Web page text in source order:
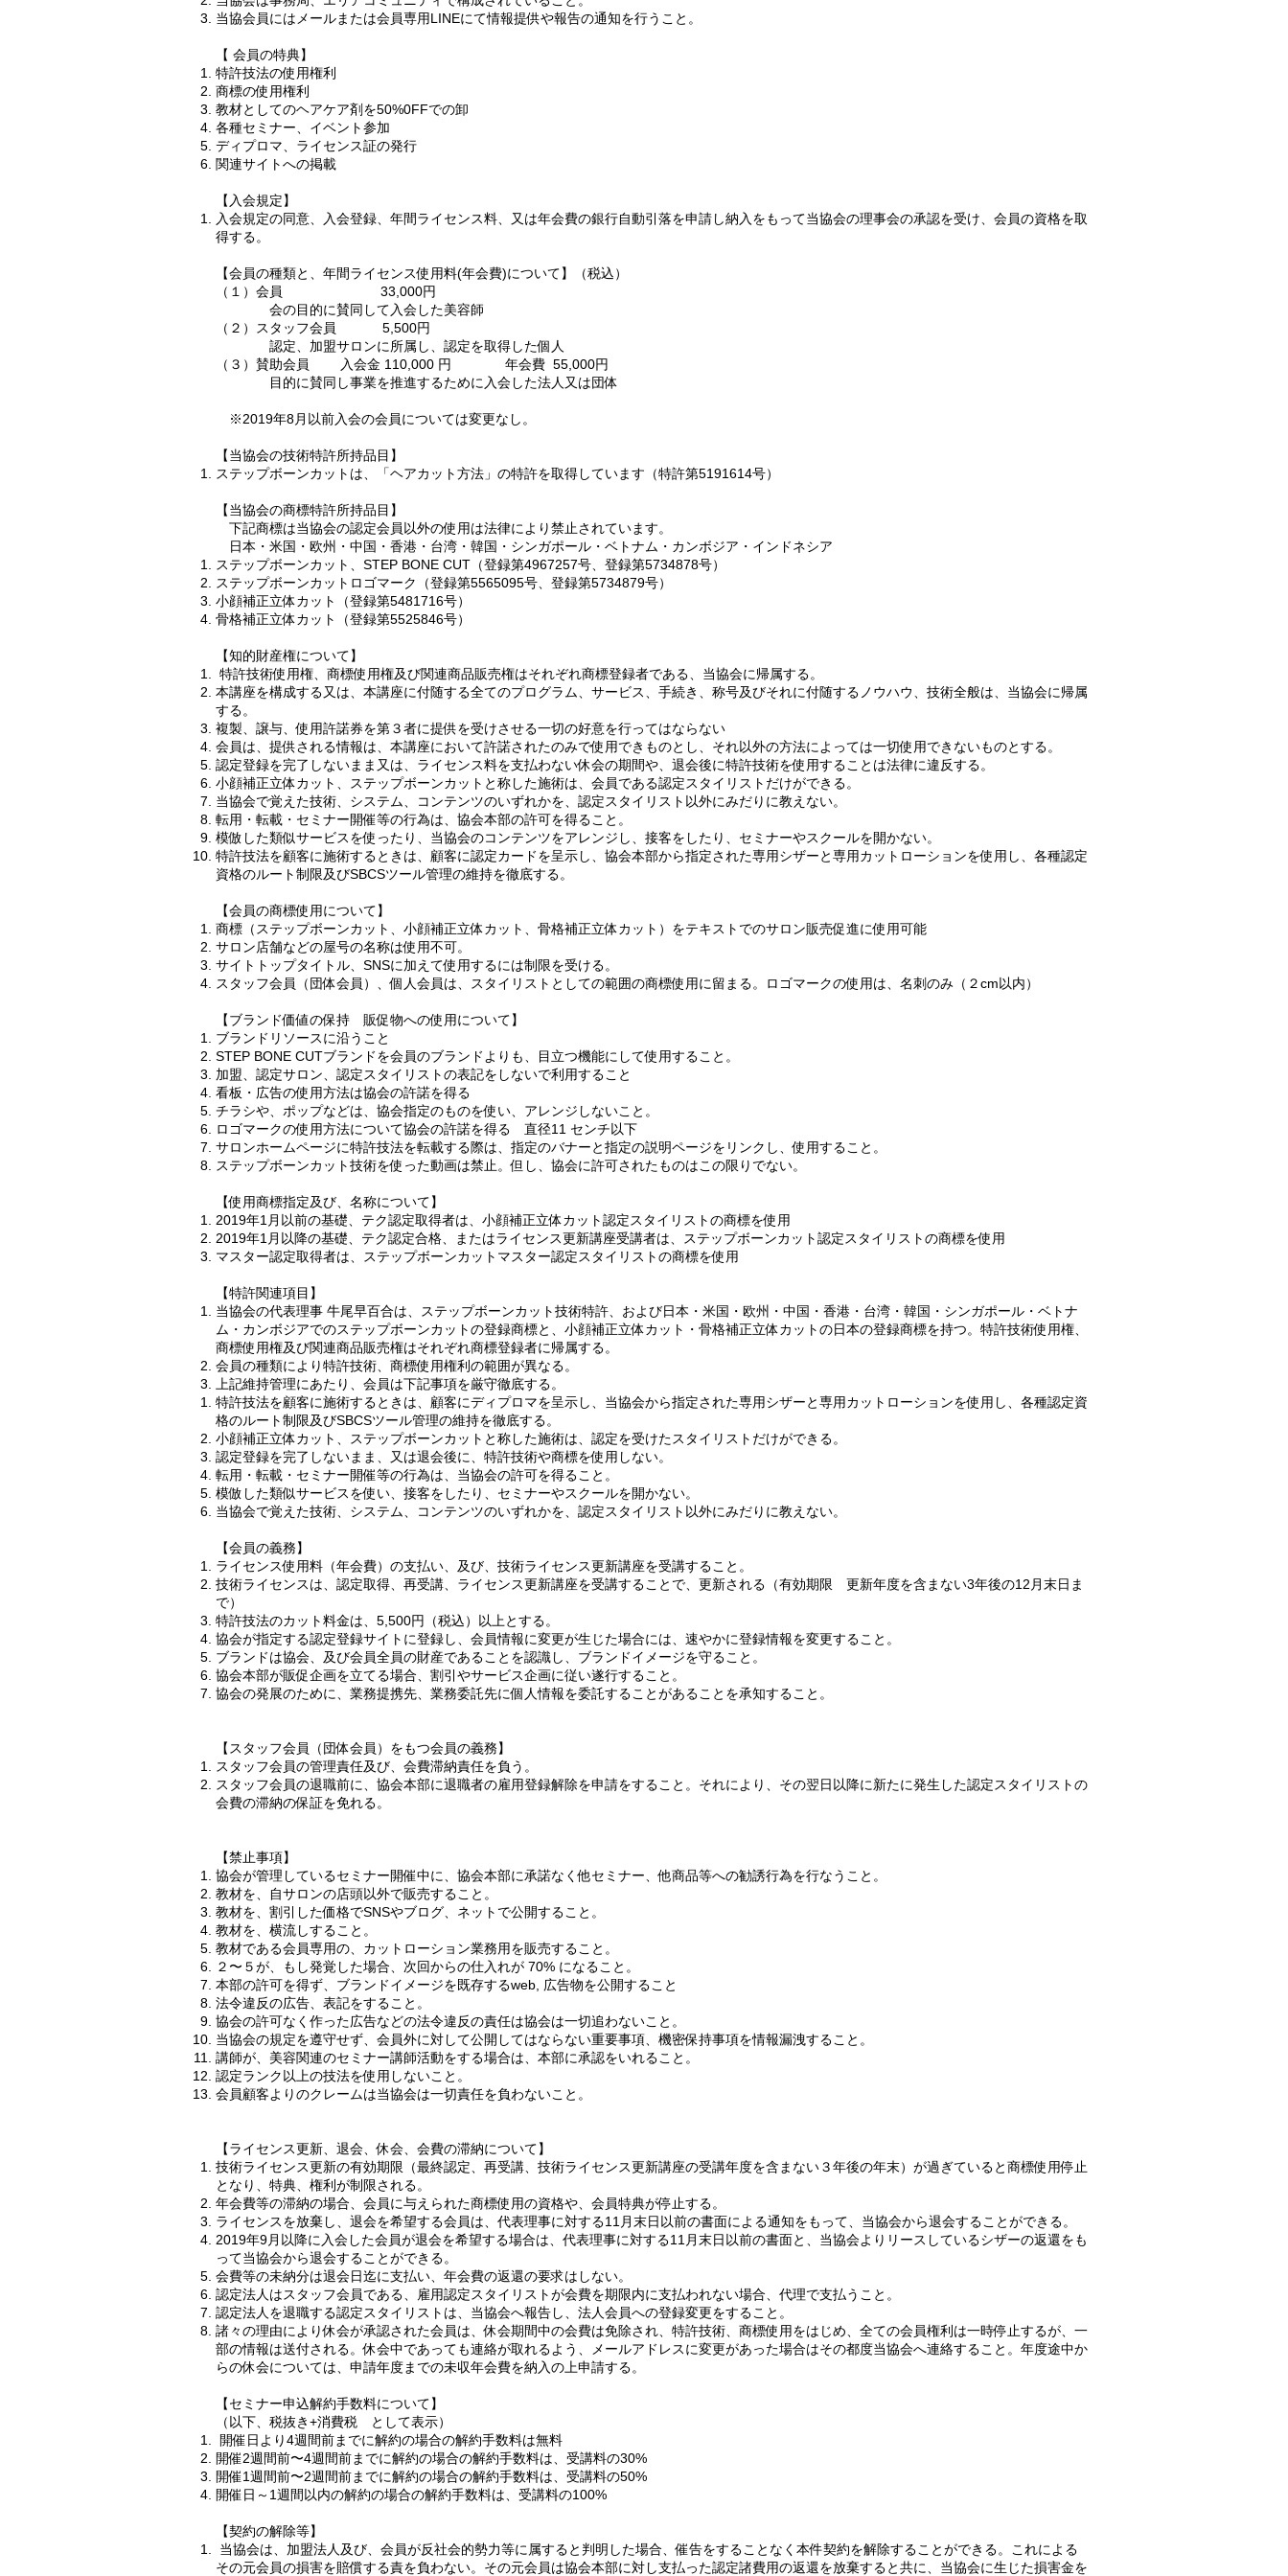
当協会員にはメールまたは会員専用LINEにて情報提供や報告の通知を行うこと。
【 会員の特典】​
特許技法の使用権利
商標の使用権利
教材としてのヘアケア剤を50%0FFでの卸
各種セミナー、イベント参加
ディプロマ、ライセンス証の発行
関連サイトへの掲載
【入会規定】
入会規定の同意、入会登録、年間ライセンス料、又は年会費の銀行自動引落を申請し納入をもって当協会の理事会の承認を受け、会員の資格を取
得する。
【会員の種類と、年間ライセンス使用料(年会費)について】（税込）
（１）会員 33,000円
会の目的に賛同して入会した美容師
（２）スタッフ会員 5,500円
認定、加盟サロンに所属し、認定を取得した個人
（３）賛助会員 入会金 110,000 円 年会費 55,000円
目的に賛同し事業を推進するために入会した法人又は団体
※2019年8月以前入会の会員については変更なし。
【当協会の技術特許所持品目】
ステップボーンカットは、「ヘアカット方法」の特許を取得しています（特許第5191614号）
【当協会の商標特許所持品目】
下記商標は当協会の認定会員以外の使用は法律により禁止されています。
日本・米国・欧州・中国・香港・台湾・韓国・シンガポール・ベトナム・カンボジア・インドネシア
ステップボーンカット、STEP BONE CUT（登録第4967257号、登録第5734878号）
ステップボーンカットロゴマーク（登録第5565095号、登録第5734879号）
小顔補正立体カット（登録第5481716号）
骨格補正立体カット（登録第5525846号）
【知的財産権について】
特許技術使用権、商標使用権及び関連商品販売権はそれぞれ商標登録者である、当協会に帰属する。
本講座を構成する又は、本講座に付随する全てのプログラム、サービス、手続き、称号及びそれに付随するノウハウ、技術全般は、当協会に帰属
する。
複製、譲与、使用許諾券を第３者に提供を受けさせる一切の好意を行ってはならない
会員は、提供される情報は、本講座において許諾されたのみで使用できものとし、それ以外の方法によっては一切使用できないものとする。
認定登録を完了しないまま又は、ライセンス料を支払わない休会の期間や、退会後に特許技術を使用することは法律に違反する。
小顔補正立体カット、ステップボーンカットと称した施術は、会員である認定スタイリストだけができる。
当協会で覚えた技術、システム、コンテンツのいずれかを、認定スタイリスト以外にみだりに教えない。
転用・転載・セミナー開催等の行為は、協会本部の許可を得ること。
模倣した類似サービスを使ったり、当協会のコンテンツをアレンジし、接客をしたり、セミナーやスクールを開かない。
特許技法を顧客に施術するときは、顧客に認定カードを呈示し、協会本部から指定された専用シザーと専用カットローションを使用し、各種認定
資格のルート制限及びSBCSツール管理の維持を徹底する。​​
【会員の商標使用について】
商標（ステップボーンカット、小顔補正立体カット、骨格補正立体カット）をテキストでのサロン販売促進に使用可能
サロン店舗などの屋号の名称は使用不可。
サイトトップタイトル、SNSに加えて使用するには制限を受ける。​
スタッフ会員（団体会員）、個人会員は、スタイリストとしての範囲の商標使用に留まる。ロゴマークの使用は、名刺のみ（２cm以内）
【ブランド価値の保持 販促物への使用について】​​​
ブランドリソースに沿うこと
STEP BONE CUTブランドを会員のブランドよりも、目立つ機能にして使用すること。
加盟、認定サロン、認定スタイリストの表記をしないで利用すること
看板・広告の使用方法は協会の許諾を得る
チラシや、ポップなどは、協会指定のものを使い、アレンジしないこと。
ロゴマークの使用方法について協会の許諾を得る 直径11 センチ以下
サロンホームページに特許技法を転載する際は、指定のバナーと指定の説明ページをリンクし、使用すること。​
ステップボーンカット技術を使った動画は禁止。但し、協会に許可されたものはこの限りでない。
【使用商標指定及び、名称について】
2019年1月以前の基礎、テク認定取得者は、小顔補正立体カット認定スタイリストの商標を使用
2019年1月以降の基礎、テク認定合格、またはライセンス更新講座受講者は、ステップボーンカット認定スタイリストの商標を使用
マスター認定取得者は、ステップボーンカットマスター認定スタイリストの商標を使用
【特許関連項目】
当協会の代表理事 牛尾早百合は、ステップボーンカット技術特許、および日本・米国・欧州・中国・香港・台湾・韓国・シンガポール・ベトナ
ム・カンボジアでのステップボーンカットの登録商標と、小顔補正立体カット・骨格補正立体カットの日本の登録商標を持つ。特許技術使用権、
商標使用権及び関連商品販売権はそれぞれ商標登録者に帰属する。
会員の種類により特許技術、商標使用権利の範囲が異なる。
上記維持管理にあたり、会員は下記事項を厳守徹底する。
特許技法を顧客に施術するときは、顧客にディプロマを呈示し、当協会から指定された専用シザーと専用カットローションを使用し、各種認定資
格のルート制限及びSBCSツール管理の維持を徹底する。
小顔補正立体カット、ステップボーンカットと称した施術は、認定を受けたスタイリストだけができる。
認定登録を完了しないまま、又は退会後に、特許技術や商標を使用しない。
転用・転載・セミナー開催等の行為は、当協会の許可を得ること。
模倣した類似サービスを使い、接客をしたり、セミナーやスクールを開かない。
当協会で覚えた技術、システム、コンテンツのいずれかを、認定スタイリスト以外にみだりに教えない。
【会員の義務】
ライセンス使用料（年会費）の支払い、及び、技術ライセンス更新講座を受講すること。
技術ライセンスは、認定取得、再受講、ライセンス更新講座を受講することで、更新される（有効期限 更新年度を含まない3年後の12月末日ま
で）
特許技法のカット料金は、5,500円（税込）以上とする。
協会が指定する認定登録サイトに登録し、会員情報に変更が生じた場合には、速やかに登録情報を変更すること。
ブランドは協会、及び会員全員の財産であることを認識し、ブランドイメージを守ること。
協会本部が販促企画を立てる場合、割引やサービス企画に従い遂行すること。
協会の発展のために、業務提携先、業務委託先に個人情報を委託することがあることを承知すること。
【スタッフ会員（団体会員）をもつ会員の義務】
スタッフ会員の管理責任及び、会費滞納責任を負う。
スタッフ会員の退職前に、協会本部に退職者の雇用登録解除を申請をすること。それにより、その翌日以降に新たに発生した認定スタイリストの
会費の滞納の保証を免れる。​
【禁止事項】
協会が管理しているセミナー開催中に、協会本部に承諾なく他セミナー、他商品等への勧誘行為を行なうこと。
教材を、自サロンの店頭以外で販売すること。
教材を、割引した価格でSNSやブログ、ネットで公開すること。
教材を、横流しすること。
教材である会員専用の、カットローション業務用を販売すること。
２〜５が、もし発覚した場合、次回からの仕入れが 70% になること。
本部の許可を得ず、ブランドイメージを既存するweb, 広告物を公開すること
法令違反の広告、表記をすること。
協会の許可なく作った広告などの法令違反の責任は協会は一切追わないこと。
当協会の規定を遵守せず、会員外に対して公開してはならない重要事項、機密保持事項を情報漏洩すること。
講師が、美容関連のセミナー講師活動をする場合は、本部に承認をいれること。​
認定ランク以上の技法を使用しないこと。
​会員顧客よりのクレームは当協会は一切責任を負わないこと。
【ライセンス更新、退会、休会、会費の滞納について】
技術ライセンス更新の有効期限（最終認定、再受講、技術ライセンス更新講座の受講年度を含まない３年後の年末）が過ぎていると商標使用停止
となり、特典、権利が制限される。
年会費等の滞納の場合、会員に与えられた商標使用の資格や、会員特典が停止する。
ライセンスを放棄し、退会を希望する会員は、代表理事に対する11月末日以前の書面による通知をもって、当協会から退会することができる。
2019年9月以降に入会した会員が退会を希望する場合は、代表理事に対する11月末日以前の書面と、当協会よりリースしているシザーの返還をも
って当協会から退会することができる。
会費等の未納分は退会日迄に支払い、年会費の返還の要求はしない。
認定法人はスタッフ会員である、雇用認定スタイリストが会費を期限内に支払われない場合、代理で支払うこと。
認定法人を退職する認定スタイリストは、当協会へ報告し、法人会員への登録変更をすること。
諸々の理由により休会が承認された会員は、休会期間中の会費は免除され、特許技術、商標使用をはじめ、全ての会員権利は一時停止するが、一
部の情報は送付される。休会中であっても連絡が取れるよう、メールアドレスに変更があった場合はその都度当協会へ連絡すること。年度途中か
らの休会については、申請年度までの未収年会費を納入の上申請する。
【セミナー申込解約手数料について】
（以下、税抜き+消費税 として表示）
開催日より4週間前までに解約の場合の解約手数料は無料
開催2週間前〜4週間前までに解約の場合の解約手数料は、受講料の30%
開催1週間前〜2週間前までに解約の場合の解約手数料は、受講料の50%
開催日～1週間以内の解約の場合の解約手数料は、受講料の100%
【契約の解除等】
当協会は、加盟法人及び、会員が反社会的勢力等に属すると判明した場合、催告をすることなく本件契約を解除することができる。これによる
その元会員の損害を賠償する責を負わない。その元会員は協会本部に対し支払った認定諸費用の返還を放棄すると共に、当協会に生じた損害金を